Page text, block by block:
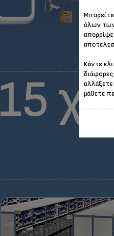
15
όλων των
Κάντε
αλλάξετε
μάθετε